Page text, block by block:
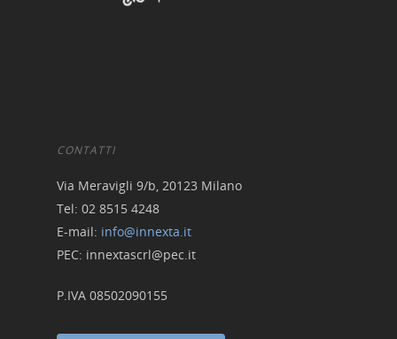
CONTATTI
Via Meravigli 9/b, 20123 Milano
Tel: 02 8515 4248
E-mail: info@innexta.it
PEC: innextascrl@pec.it
P.IVA 08502090155